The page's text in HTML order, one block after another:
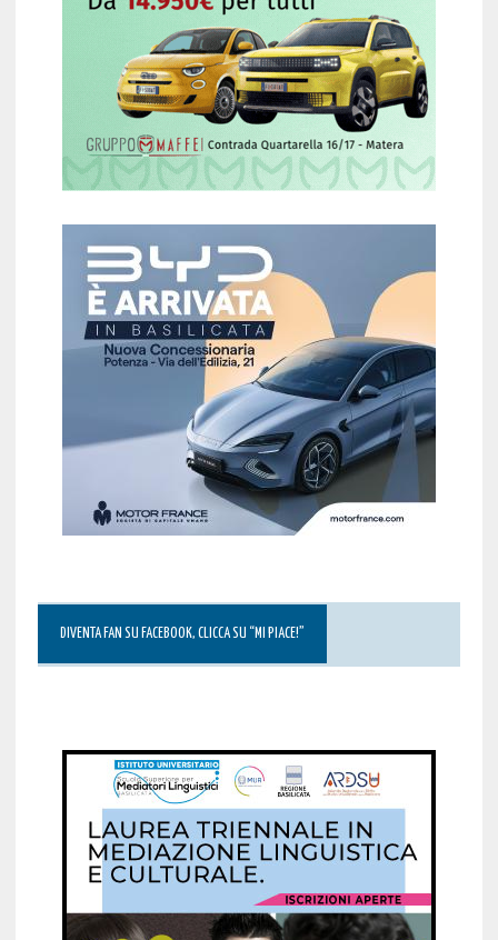
DIVENTA FAN SU FACEBOOK, CLICCA SU “MI PIACE!”